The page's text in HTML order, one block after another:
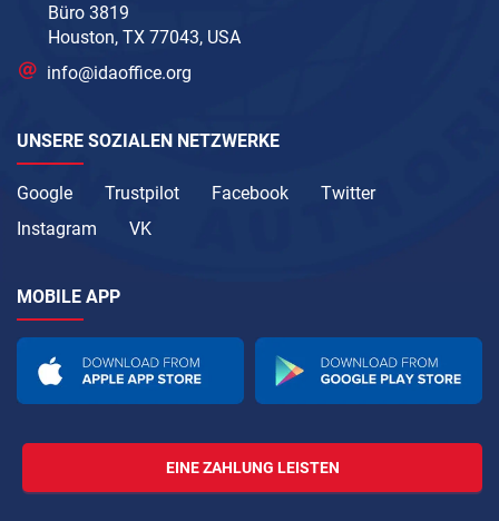
Büro 3819
Houston, TX 77043, USA
info@idaoffice.org
UNSERE SOZIALEN NETZWERKE
Google Trustpilot Facebook
Twitter
Instagram
VK
MOBILE APP
EINE ZAHLUNG LEISTEN